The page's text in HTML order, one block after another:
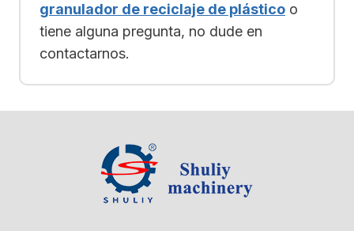
granulador de reciclaje de plástico o
tiene alguna pregunta, no dude en
contactarnos.